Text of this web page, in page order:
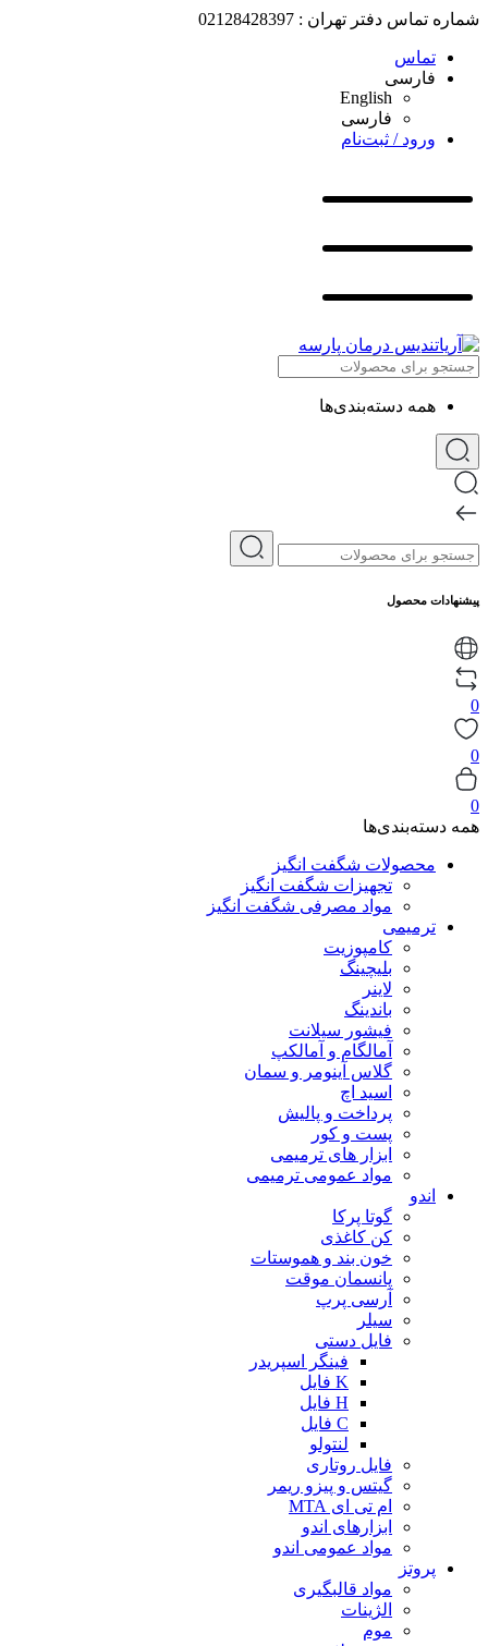
شماره تماس دفتر تهران : 02128428397
تماس
فارسی
English
فارسی
ورود / ثبت‌نام
همه دسته‌بندی‌ها
پیشنهادات محصول
0
0
0
همه دسته‌بندی‌ها
محصولات شگفت انگیز
تجهیزات شگفت انگیز
مواد مصرفی شگفت انگیز
ترمیمی
کامپوزیت
بلیچینگ
لاینر
باندینگ
فیشور سیلانت
آمالگام و آمالکپ
گلاس آینومر و سمان
اسید اچ
پرداخت و پالیش
پست و کور
ابزار های ترمیمی
مواد عمومی ترمیمی
اندو
گوتا پرکا
کن کاغذی
خون بند و هموستات
پانسمان موقت
آرسی پرپ
سیلر
فایل دستی
فینگر اسپریدر
K فایل
H فایل
C فایل
لنتولو
فایل روتاری
گیتس و پیزو ریمر
ام تی ای MTA
ابزارهای اندو
مواد عمومی اندو
پروتز
مواد قالبگیری
الژینات
موم